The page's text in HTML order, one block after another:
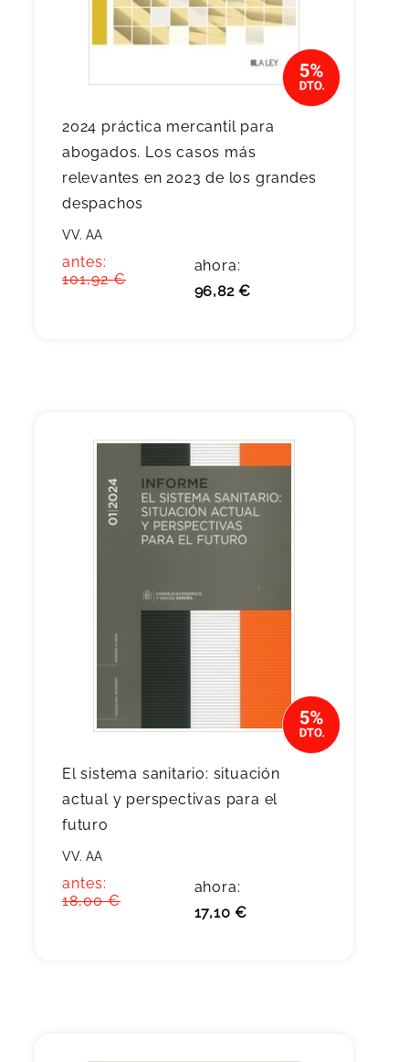
2024 práctica mercantil para
abogados. Los casos más
relevantes en 2023 de los grandes
despachos
VV. AA
antes:
101,92 €
ahora:
96,82 €
El sistema sanitario: situación
actual y perspectivas para el
futuro
VV. AA
antes:
18,00 €
ahora:
17,10 €